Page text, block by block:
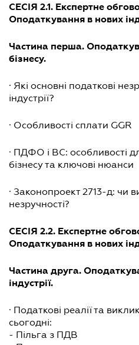
СЕСІЯ 2.1. Експертне
Оподаткування в нових
Частина перша.
бізнесу.
· Які основні податкові
індустрії?
· Особливості сплати GGR
· ПДФО і ВС: особливості
бізнесу та ключові нюанси
· Законопроект 2713-д: чи
незручності?
СЕСІЯ 2.2. Експертне
Оподаткування в нових
Частина друга.
індустрії.
· Податкові реалії та
сьогодні:
- Пільга з ПДВ